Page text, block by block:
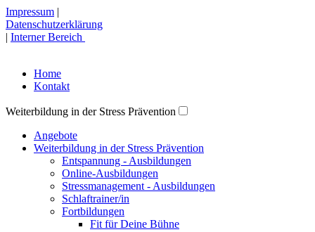
Impressum |
Datenschutzerklärung
| Interner Bereich
Home
Kontakt
Weiterbildung in der Stress Prävention
Angebote
Weiterbildung in der Stress Prävention
Entspannung - Ausbildungen
Online-Ausbildungen
Stressmanagement - Ausbildungen
Schlaftrainer/in
Fortbildungen
Fit für Deine Bühne